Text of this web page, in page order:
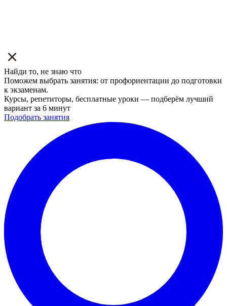
Найди то, не знаю что
Поможем выбрать занятия: от профориентации до подготовки
к экзаменам.
Курсы, репетиторы, бесплатные уроки — подберём лучший
вариант за 6 минут
Подобрать занятия